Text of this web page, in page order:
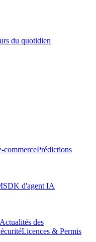
du quotidien
commercePrédictions
SDK d'agent IA
Actualités des
Licences & Permis